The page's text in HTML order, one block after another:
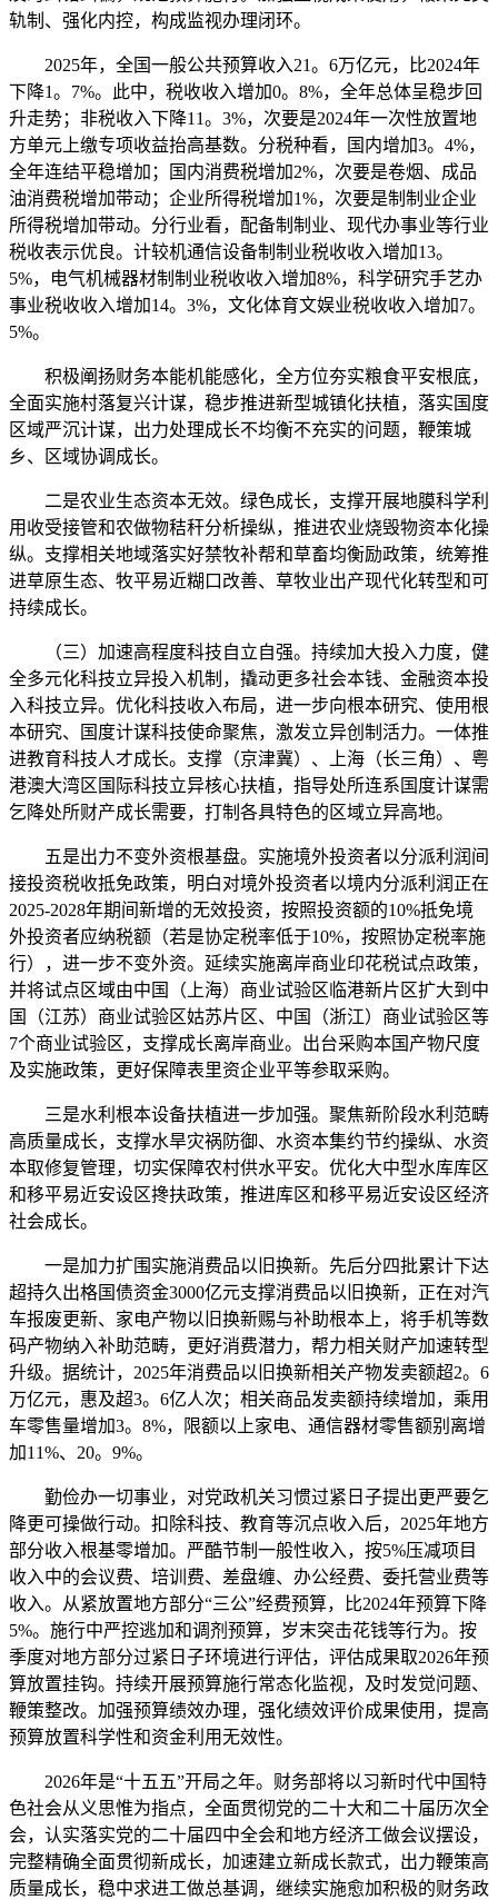
轨制、强化内控，构成监视办理闭环。
2025年，全国一般公共预算收入21。6万亿元，比2024年
下降1。7%。此中，税收收入增加0。8%，全年总体呈稳步回
升走势；非税收入下降11。3%，次要是2024年一次性放置地
方单元上缴专项收益抬高基数。分税种看，国内增加3。4%，
全年连结平稳增加；国内消费税增加2%，次要是卷烟、成品
油消费税增加带动；企业所得税增加1%，次要是制制业企业
所得税增加带动。分行业看，配备制制业、现代办事业等行业
税收表示优良。计较机通信设备制制业税收收入增加13。
5%，电气机械器材制制业税收收入增加8%，科学研究手艺办
事业税收收入增加14。3%，文化体育文娱业税收收入增加7。
5%。
积极阐扬财务本能机能感化，全方位夯实粮食平安根底，
全面实施村落复兴计谋，稳步推进新型城镇化扶植，落实国度
区域严沉计谋，出力处理成长不均衡不充实的问题，鞭策城
乡、区域协调成长。
二是农业生态资本无效。绿色成长，支撑开展地膜科学利
用收受接管和农做物秸秆分析操纵，推进农业烧毁物资本化操
纵。支撑相关地域落实好禁牧补帮和草畜均衡励政策，统筹推
进草原生态、牧平易近糊口改善、草牧业出产现代化转型和可
持续成长。
（三）加速高程度科技自立自强。持续加大投入力度，健
全多元化科技立异投入机制，撬动更多社会本钱、金融资本投
入科技立异。优化科技收入布局，进一步向根本研究、使用根
本研究、国度计谋科技使命聚焦，激发立异创制活力。一体推
进教育科技人才成长。支撑（京津冀）、上海（长三角）、粤
港澳大湾区国际科技立异核心扶植，指导处所连系国度计谋需
乞降处所财产成长需要，打制各具特色的区域立异高地。
五是出力不变外资根基盘。实施境外投资者以分派利润间
接投资税收抵免政策，明白对境外投资者以境内分派利润正在
2025-2028年期间新增的无效投资，按照投资额的10%抵免境
外投资者应纳税额（若是协定税率低于10%，按照协定税率施
行），进一步不变外资。延续实施离岸商业印花税试点政策，
并将试点区域由中国（上海）商业试验区临港新片区扩大到中
国（江苏）商业试验区姑苏片区、中国（浙江）商业试验区等
7个商业试验区，支撑成长离岸商业。出台采购本国产物尺度
及实施政策，更好保障表里资企业平等参取采购。
三是水利根本设备扶植进一步加强。聚焦新阶段水利范畴
高质量成长，支撑水旱灾祸防御、水资本集约节约操纵、水资
本取修复管理，切实保障农村供水平安。优化大中型水库库区
和移平易近安设区搀扶政策，推进库区和移平易近安设区经济
社会成长。
一是加力扩围实施消费品以旧换新。先后分四批累计下达
超持久出格国债资金3000亿元支撑消费品以旧换新，正在对汽
车报废更新、家电产物以旧换新赐与补助根本上，将手机等数
码产物纳入补助范畴，更好消费潜力，帮力相关财产加速转型
升级。据统计，2025年消费品以旧换新相关产物发卖额超2。6
万亿元，惠及超3。6亿人次；相关商品发卖额持续增加，乘用
车零售量增加3。8%，限额以上家电、通信器材零售额别离增
加11%、20。9%。
勤俭办一切事业，对党政机关习惯过紧日子提出更严要乞
降更可操做行动。扣除科技、教育等沉点收入后，2025年地方
部分收入根基零增加。严酷节制一般性收入，按5%压减项目
收入中的会议费、培训费、差盘缠、办公经费、委托营业费等
收入。从紧放置地方部分“三公”经费预算，比2024年预算下降
5%。施行中严控逃加和调剂预算，岁末突击花钱等行为。按
季度对地方部分过紧日子环境进行评估，评估成果取2026年预
算放置挂钩。持续开展预算施行常态化监视，及时发觉问题、
鞭策整改。加强预算绩效办理，强化绩效评价成果使用，提高
预算放置科学性和资金利用无效性。
2026年是“十五五”开局之年。财务部将以习新时代中国特
色社会从义思惟为指点，全面贯彻党的二十大和二十届历次全
会，认实落实党的二十届四中全会和地方经济工做会议摆设，
完整精确全面贯彻新成长，加速建立新成长款式，出力鞭策高
质量成长，稳中求进工做总基调，继续实施愈加积极的财务政